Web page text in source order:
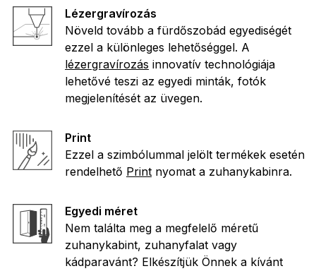
Lézergravírozás
Növeld tovább a fürdőszobád egyediségét
ezzel a különleges lehetőséggel. A
lézergravírozás innovatív technológiája
lehetővé teszi az egyedi minták, fotók
megjelenítését az üvegen.
Print
Ezzel a szimbólummal jelölt termékek esetén
rendelhető Print nyomat a zuhanykabinra.
Egyedi méret
Nem találta meg a megfelelő méretű
zuhanykabint, zuhanyfalat vagy
kádparavánt? Elkészítjük Önnek a kívánt